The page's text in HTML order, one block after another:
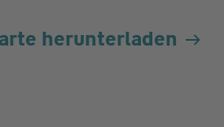
herunterladen